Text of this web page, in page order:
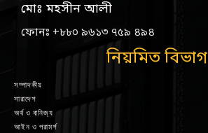
মোঃ মহসীন আলী
ফোনঃ +৮৮০ ৯৬১৩ ৭৫৯ ৪৯৪
নিয়মিত বিভাগ
সম্পাদকীয়
সারাদেশ
অর্থ ও বানিজ্য
আইন ও পরামর্শ